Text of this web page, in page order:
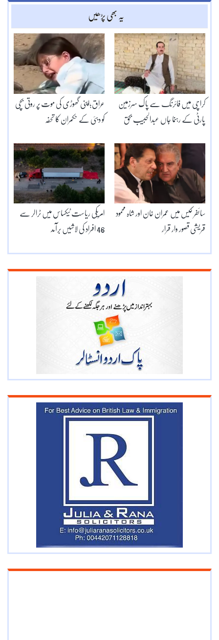
یہ بھی پڑھیں
عراق؛اپنی گھوڑی کی موت پر روتی بچی
کو دبئی کے حکمران کا تحفہ
کراچی میں فائرنگ سے پاک سرزمین
پارٹی کے رہنما جاں عبدالحبیب بحق
امریکی ریاست ٹیکساس میں ٹرالر سے
46 افراد کی لاشیں برآمد
سائفر کیس میں عمران خان اور شاہ محمود
قریشی قصور وار قرار